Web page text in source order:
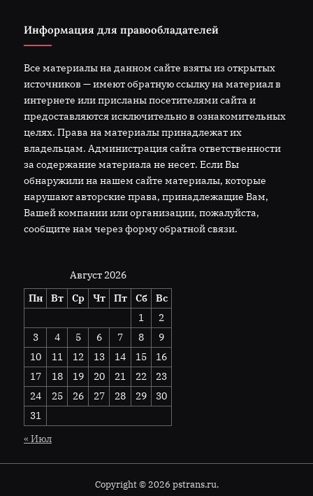
Информация для правообладателей
Все материалы на данном сайте взяты из открытых
источников — имеют обратную ссылку на материал в
интернете или присланы посетителями сайта и
предоставляются исключительно в ознакомительных
целях. Права на материалы принадлежат их
владельцам. Администрация сайта ответственности
за содержание материала не несет. Если Вы
обнаружили на нашем сайте материалы, которые
нарушают авторские права, принадлежащие Вам,
Вашей компании или организации, пожалуйста,
сообщите нам через форму обратной связи.
Август 2026
Пн
Вт Ср Чт Пт Сб
Вс
1
2
3
4 5 6 7 8
9
10
11 12 13 14 15
16
17
18 19 20 21 22
23
24
25 26 27 28 29
30
31
« Июл
Copyright © 2026 pstrans.ru.